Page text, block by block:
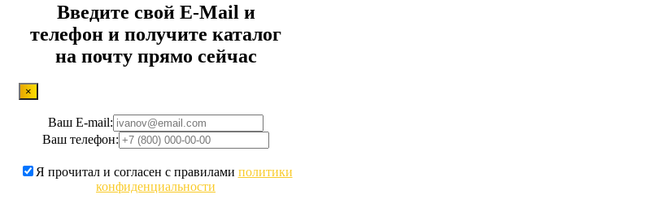
Введите свой E-Mail и
телефон и получите каталог
на почту прямо сейчас
×
Ваш E-mail:
Ваш телефон:
Я прочитал и согласен с правилами политики
конфиденциальности